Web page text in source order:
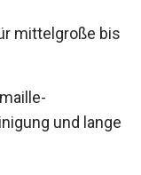
mittelgroße bis
und lange